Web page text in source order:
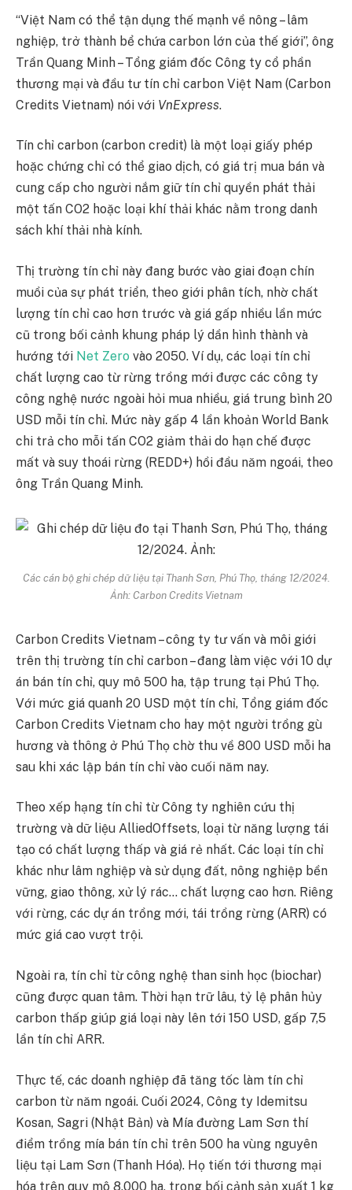
“Việt Nam có thể tận dụng thế mạnh về nông – lâm
nghiệp, trở thành bể chứa carbon lớn của thế giới”, ông
Trần Quang Minh – Tổng giám đốc Công ty cổ phần
thương mại và đầu tư tín chỉ carbon Việt Nam (Carbon
Credits Vietnam) nói với VnExpress.
Tín chỉ carbon (carbon credit) là một loại giấy phép
hoặc chứng chỉ có thể giao dịch, có giá trị mua bán và
cung cấp cho người nắm giữ tín chỉ quyền phát thải
một tấn CO2 hoặc loại khí thải khác nằm trong danh
sách khí thải nhà kính.
Thị trường tín chỉ này đang bước vào giai đoạn chín
muồi của sự phát triển, theo giới phân tích, nhờ chất
lượng tín chỉ cao hơn trước và giá gấp nhiều lần mức
cũ trong bối cảnh khung pháp lý dần hình thành và
hướng tới Net Zero vào 2050. Ví dụ, các loại tín chỉ
chất lượng cao từ rừng trồng mới được các công ty
công nghệ nước ngoài hỏi mua nhiều, giá trung bình 20
USD mỗi tín chỉ. Mức này gấp 4 lần khoản World Bank
chi trả cho mỗi tấn CO2 giảm thải do hạn chế được
mất và suy thoái rừng (REDD+) hồi đầu năm ngoái, theo
ông Trần Quang Minh.
Các cán bộ ghi chép dữ liệu tại Thanh Sơn, Phú Thọ, tháng 12/2024.
Ảnh: Carbon Credits Vietnam
Carbon Credits Vietnam – công ty tư vấn và môi giới
trên thị trường tín chỉ carbon – đang làm việc với 10 dự
án bán tín chỉ, quy mô 500 ha, tập trung tại Phú Thọ.
Với mức giá quanh 20 USD một tín chỉ, Tổng giám đốc
Carbon Credits Vietnam cho hay một người trồng gù
hương và thông ở Phú Thọ chờ thu về 800 USD mỗi ha
sau khi xác lập bán tín chỉ vào cuối năm nay.
Theo xếp hạng tín chỉ từ Công ty nghiên cứu thị
trường và dữ liệu AlliedOffsets, loại từ năng lượng tái
tạo có chất lượng thấp và giá rẻ nhất. Các loại tín chỉ
khác như lâm nghiệp và sử dụng đất, nông nghiệp bền
vững, giao thông, xử lý rác… chất lượng cao hơn. Riêng
với rừng, các dự án trồng mới, tái trồng rừng (ARR) có
mức giá cao vượt trội.
Ngoài ra, tín chỉ từ công nghệ than sinh học (biochar)
cũng được quan tâm. Thời hạn trữ lâu, tỷ lệ phân hủy
carbon thấp giúp giá loại này lên tới 150 USD, gấp 7,5
lần tín chỉ ARR.
Thực tế, các doanh nghiệp đã tăng tốc làm tín chỉ
carbon từ năm ngoái. Cuối 2024, Công ty Idemitsu
Kosan, Sagri (Nhật Bản) và Mía đường Lam Sơn thí
điểm trồng mía bán tín chỉ trên 500 ha vùng nguyên
liệu tại Lam Sơn (Thanh Hóa). Họ tiến tới thương mại
hóa trên quy mô 8.000 ha, trong bối cảnh sản xuất 1 kg